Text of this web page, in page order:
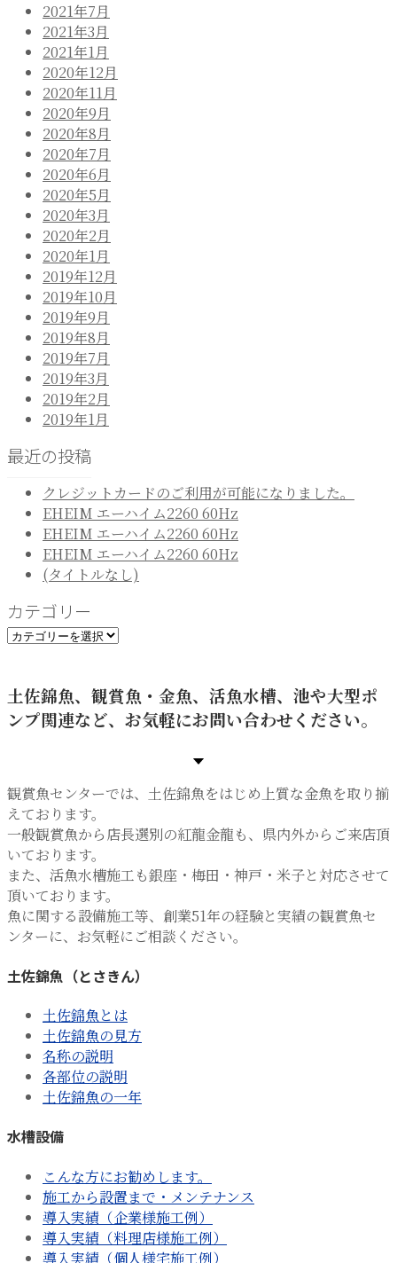
ビ
ゲ
ー
シ
ョ
ン
2021年7月
2021年3月
2021年1月
2020年12月
2020年11月
2020年9月
2020年8月
2020年7月
2020年6月
2020年5月
2020年3月
2020年2月
2020年1月
2019年12月
2019年10月
2019年9月
2019年8月
2019年7月
2019年3月
2019年2月
2019年1月
最近の投稿
クレジットカードのご利用が可能になりました。
EHEIM エーハイム2260 60Hz
EHEIM エーハイム2260 60Hz
EHEIM エーハイム2260 60Hz
(タイトルなし)
カテゴリー
カ
リ
ー
土佐錦魚、観賞魚・金魚、活魚水槽、池や大型ポ
ンプ関連など、お気軽にお問い合わせください。
観賞魚センターでは、土佐錦魚をはじめ上質な金魚を取り揃
えております。
一般観賞魚から店長選別の紅龍金龍も、県内外からご来店頂
いております。
また、活魚水槽施工も銀座・梅田・神戸・米子と対応させて
頂いております。
魚に関する設備施工等、創業51年の経験と実績の観賞魚セ
ンターに、お気軽にご相談ください。
土佐錦魚（とさきん）
土佐錦魚とは
土佐錦魚の見方
名称の説明
各部位の説明
土佐錦魚の一年
水槽設備
こんな方にお勧めします。
施工から設置まで・メンテナンス
導入実績（企業様施工例）
導入実績（料理店様施工例）
導入実績（個人様宅施工例）